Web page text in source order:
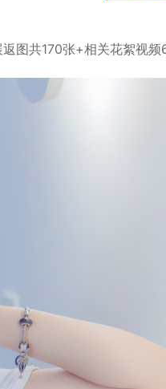
图共170张+相关花絮视频